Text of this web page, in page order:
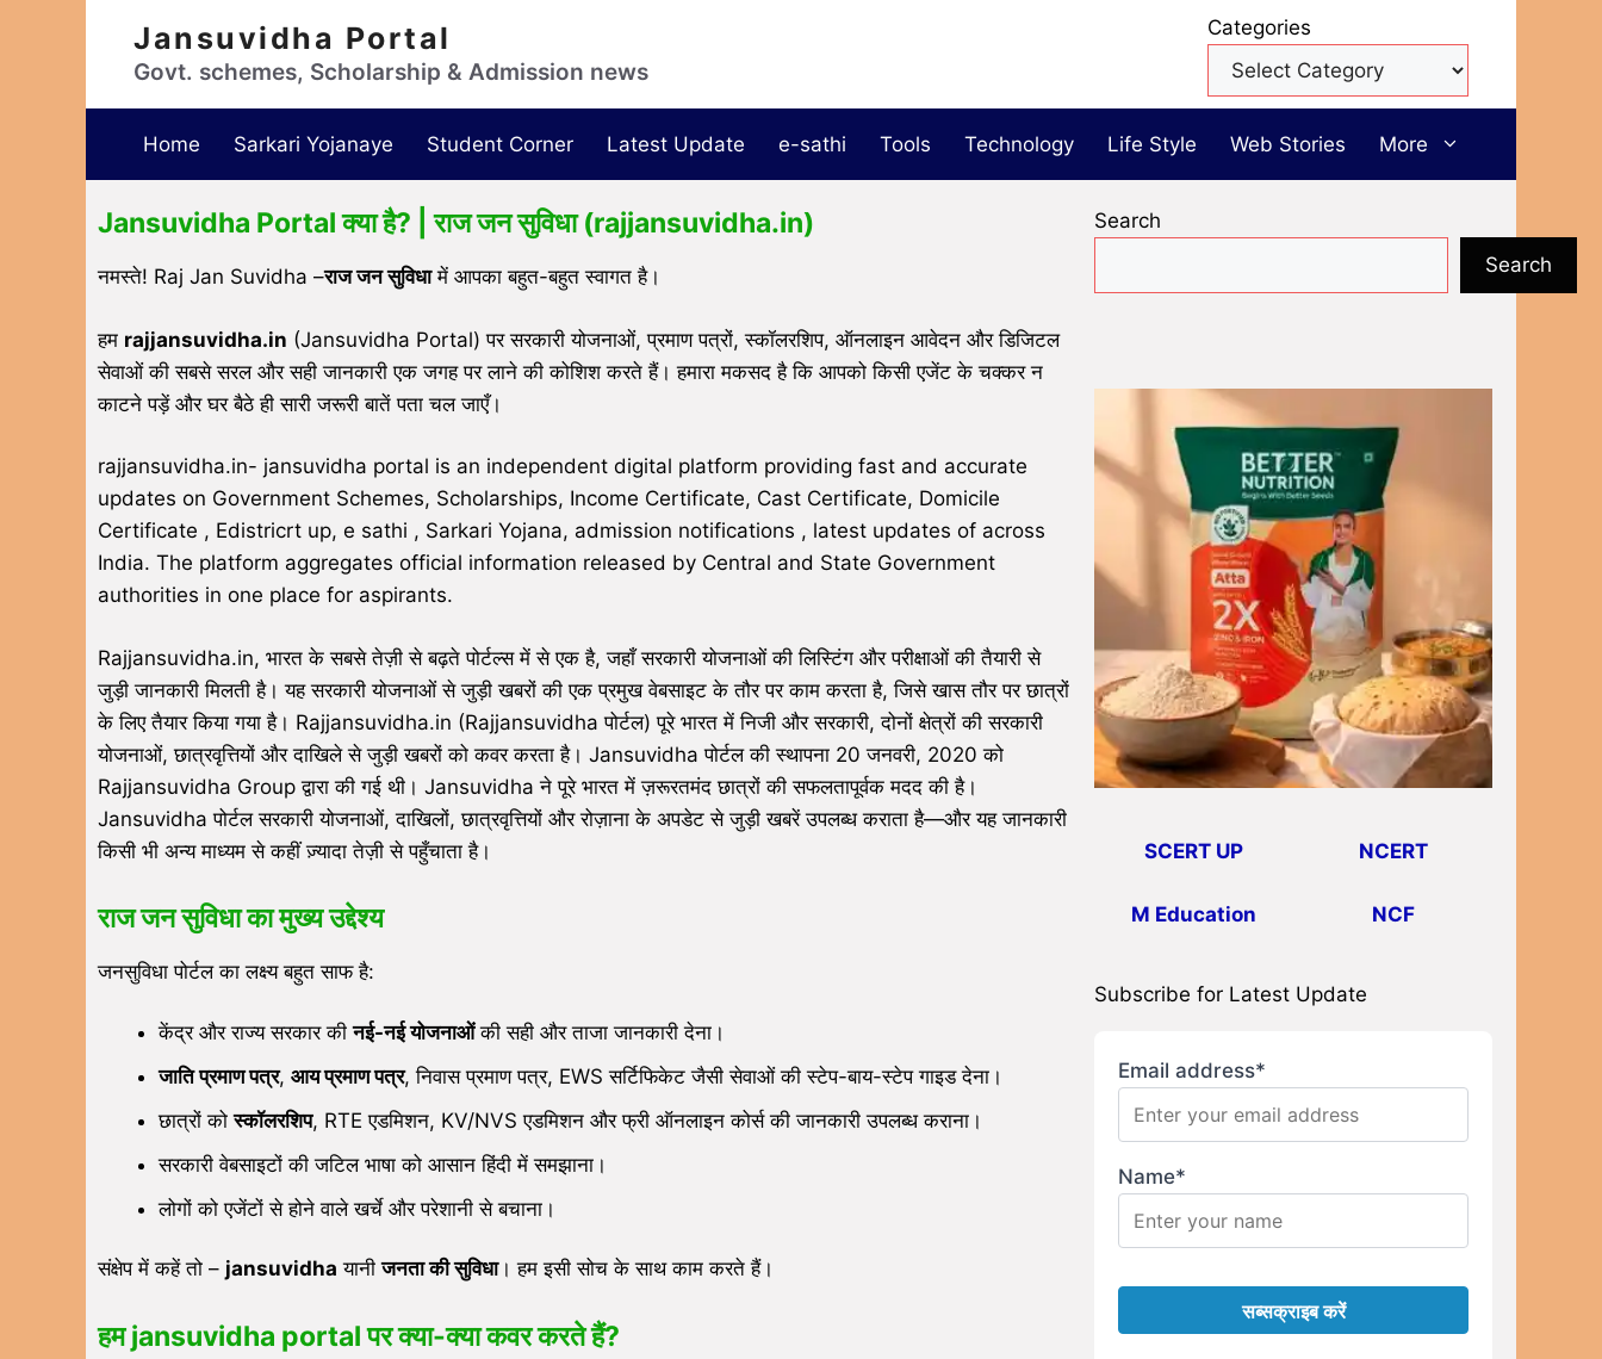
Jansuvidha Portal
Govt. schemes, Scholarship & Admission news
Categories
Home Sarkari Yojanaye Student Corner Latest Update e-sathi Tools Technology Life Style Web Stories More
Jansuvidha Portal क्या है? | राज जन सुविधा (rajjansuvidha.in)
नमस्ते! Raj Jan Suvidha –राज जन सुविधामें आपका बहुत-बहुत स्वागत है।
हम rajjansuvidha.in (Jansuvidha Portal) पर सरकारी योजनाओं, प्रमाण पत्रों, स्कॉलरशिप, ऑनलाइन आवेदन और डिजिटल
सेवाओं की सबसे सरल और सही जानकारी एक जगह पर लाने की कोशिश करते हैं। हमारा मकसद है कि आपको किसी एजेंट के चक्कर न
काटने पड़ें और घर बैठे ही सारी जरूरी बातें पता चल जाएँ।
rajjansuvidha.in- jansuvidha portal is an independent digital platform providing fast and accurate
updates on Government Schemes, Scholarships, Income Certificate, Cast Certificate, Domicile
Certificate , Edistricrt up, e sathi , Sarkari Yojana, admission notifications , latest updates of across
India. The platform aggregates official information released by Central and State Government
authorities in one place for aspirants.
Rajjansuvidha.in, भारत के सबसे तेज़ी से बढ़ते पोर्टल्स में से एक है, जहाँ सरकारी योजनाओं की लिस्टिंग और परीक्षाओं की तैयारी से
जुड़ी जानकारी मिलती है। यह सरकारी योजनाओं से जुड़ी खबरों की एक प्रमुख वेबसाइट के तौर पर काम करता है, जिसे खास तौर पर छात्रों
के लिए तैयार किया गया है। Rajjansuvidha.in (Rajjansuvidha पोर्टल) पूरे भारत में निजी और सरकारी, दोनों क्षेत्रों की सरकारी
योजनाओं, छात्रवृत्तियों और दाखिले से जुड़ी खबरों को कवर करता है। Jansuvidha पोर्टल की स्थापना 20 जनवरी, 2020 को
Rajjansuvidha Group द्वारा की गई थी। Jansuvidha ने पूरे भारत में ज़रूरतमंद छात्रों की सफलतापूर्वक मदद की है।
Jansuvidha पोर्टल सरकारी योजनाओं, दाखिलों, छात्रवृत्तियों और रोज़ाना के अपडेट से जुड़ी खबरें उपलब्ध कराता है—और यह जानकारी
किसी भी अन्य माध्यम से कहीं ज़्यादा तेज़ी से पहुँचाता है।
राज जन सुविधा का मुख्य उद्देश्य
जनसुविधा पोर्टल का लक्ष्य बहुत साफ है:
केंद्र और राज्य सरकार कीनई-नई योजनाओंकी सही और ताजा जानकारी देना।
जाति प्रमाण पत्र, आय प्रमाण पत्र, निवास प्रमाण पत्र, EWS सर्टिफिकेट जैसी सेवाओं की स्टेप-बाय-स्टेप गाइड देना।
छात्रों कोस्कॉलरशिप, RTE एडमिशन, KV/NVS एडमिशन और फ्री ऑनलाइन कोर्स की जानकारी उपलब्ध कराना।
सरकारी वेबसाइटों की जटिल भाषा को आसान हिंदी में समझाना।
लोगों को एजेंटों से होने वाले खर्चे और परेशानी से बचाना।
संक्षेप में कहें तो – jansuvidha यानीजनता की सुविधा। हम इसी सोच के साथ काम करते हैं।
हमjansuvidha portal पर क्या-क्या कवर करते हैं?
Search
Search
SCERT UP
M Education
NCERT
NCF
Subscribe for Latest Update
Email address*
Name*